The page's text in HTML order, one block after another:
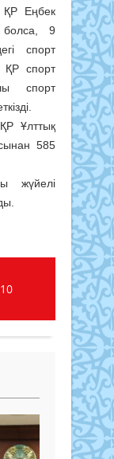
Еңбек
болса, 9
спорт
спорт
спорт
Ұлттық
585
жүйелі